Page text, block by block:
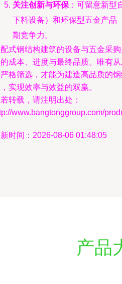
关注创新与环保 ：可留意新型
下料设备）和环保型五金产品
期竞争力。
式钢结构建筑的设备与五金采
成本、进度与最终品质。唯有
格筛选，才能为建造高品质的
实现效率与效益的双赢。
转载，请注明出处：
www.bangtonggroup.com/
时间：2026-08-06 01:48:05
产品